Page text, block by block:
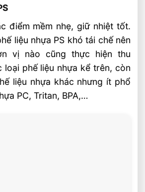
điểm mềm nhẹ, giữ nhiệt tốt.
liệu nhựa PS khó tái chế nên
vị nào cũng thực hiện thu
loại phế liệu nhựa kể trên, còn
liệu nhựa khác nhưng ít phổ
PC, Tritan, BPA,…